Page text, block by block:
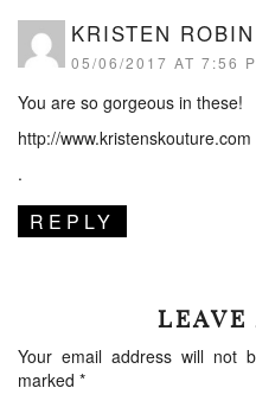
KRISTEN ROBIN
05/06/2017 AT 7:56
You are so gorgeous in these!
http://www.kristenskouture.com
.
REPLY
LEAVE
Your email address will not
marked *